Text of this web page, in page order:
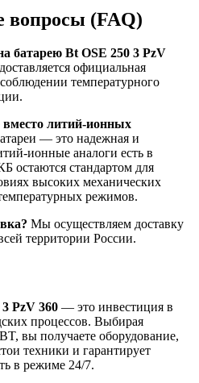
вопросы (FAQ)
батарею Bt OSE 250 3 PzV
официальная
температурного
литий-ионных
— это надежная и
ионные аналоги есть в
остаются стандартом для
высоких механических
режимов.
Мы осуществляем доставку
территории России.
PzV 360 — это инвестиция в
процессов. Выбирая
вы получаете оборудование,
техники и гарантирует
в режиме 24/7.